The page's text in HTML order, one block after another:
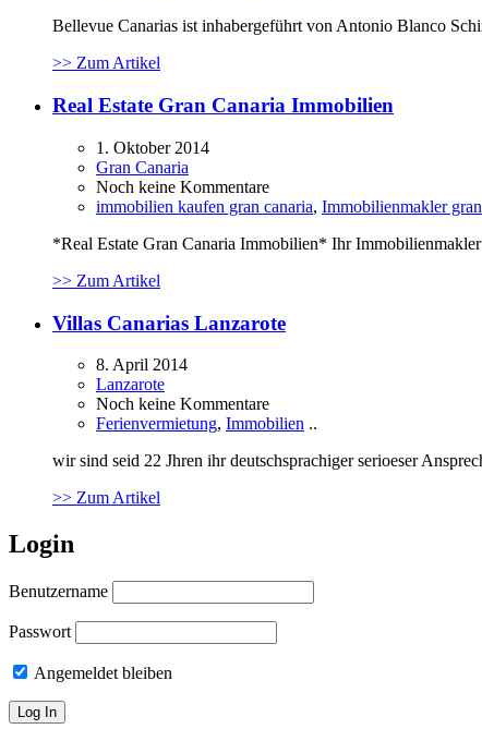
Bellevue Canarias ist inhabergeführt von Antonio Blanco
>> Zum Artikel
Real Estate Gran Canaria Immobilien
1. Oktober 2014
Gran Canaria
Noch keine Kommentare
immobilien kaufen gran canaria, Immobilienmakler
*Real Estate Gran Canaria Immobilien* Ihr
>> Zum Artikel
Villas Canarias Lanzarote
8. April 2014
Lanzarote
Noch keine Kommentare
Ferienvermietung, Immobilien ..
wir sind seid 22 Jhren ihr deutschsprachiger serioeser
>> Zum Artikel
Login
Benutzername
Passwort
Angemeldet bleiben